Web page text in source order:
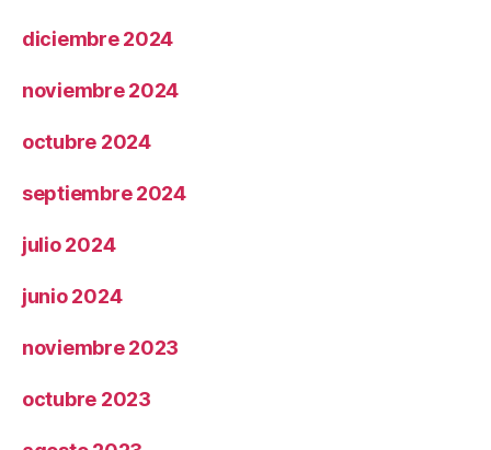
diciembre 2024
noviembre 2024
octubre 2024
septiembre 2024
julio 2024
junio 2024
noviembre 2023
octubre 2023